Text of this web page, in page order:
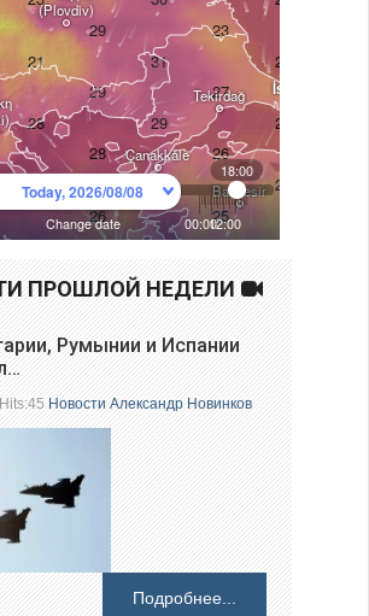
ПРОШЛОЙ НЕДЕЛИ
Румынии и Испании
Новости Александр Новинков
Подробнее...